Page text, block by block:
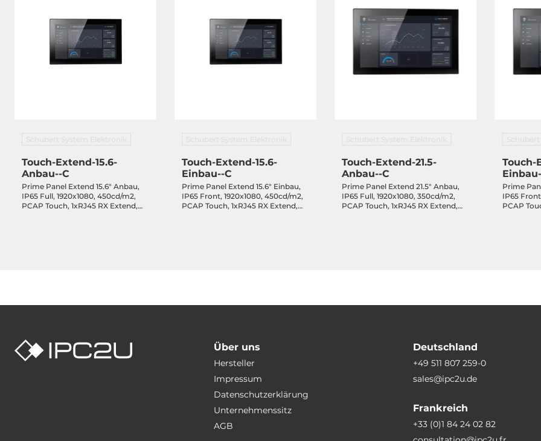
Zertifizierungen CE/FCC
Touch-Extend-15.6-
Anbau--C
Prime Panel Extend 15.6" Anbau,
IP65 Full, 1920x1080, 450cd/m2,
PCAP Touch, 1xRJ45 RX Extend,
Touch-Extend-15.6-
Einbau--C
Prime Panel Extend 15.6" Einbau,
IP65 Front, 1920x1080, 450cd/m2,
PCAP Touch, 1xRJ45 RX Extend,
Touch-Extend-21.5-
Anbau--C
Prime Panel Extend 21.5" Anbau,
IP65 Full, 1920x1080, 350cd/m2,
PCAP Touch, 1xRJ45 RX Extend,
Touch-
Prime
IP65
PCAP
Über uns
Hersteller
Impressum
Datenschutzerklärung
Unternehmenssitz
AGB
Deutschland
+49 511 807 259-0
sales@ipc2u.de
Frankreich
+33 (0)1 84 24 02 82